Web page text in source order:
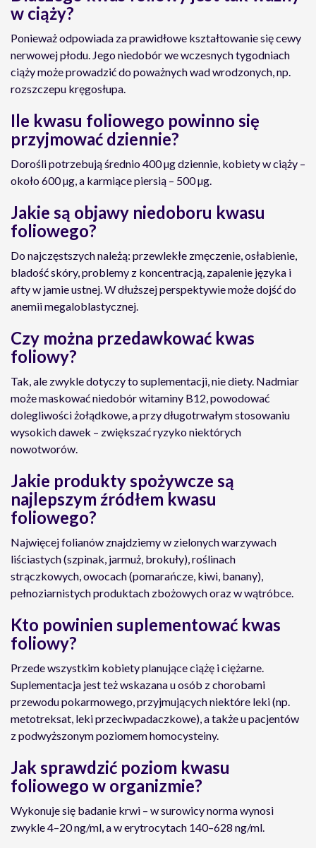
w ciąży?
Ponieważ odpowiada za prawidłowe kształtowanie się cewy
nerwowej płodu. Jego niedobór we wczesnych tygodniach
ciąży może prowadzić do poważnych wad wrodzonych, np.
rozszczepu kręgosłupa.
Ile kwasu foliowego powinno się
przyjmować dziennie?
Dorośli potrzebują średnio 400 µg dziennie, kobiety w ciąży –
około 600 µg, a karmiące piersią – 500 µg.
Jakie są objawy niedoboru kwasu
foliowego?
Do najczęstszych należą: przewlekłe zmęczenie, osłabienie,
bladość skóry, problemy z koncentracją, zapalenie języka i
afty w jamie ustnej. W dłuższej perspektywie może dojść do
anemii megaloblastycznej.
Czy można przedawkować kwas
foliowy?
Tak, ale zwykle dotyczy to suplementacji, nie diety. Nadmiar
może maskować niedobór witaminy B12, powodować
dolegliwości żołądkowe, a przy długotrwałym stosowaniu
wysokich dawek – zwiększać ryzyko niektórych
nowotworów.
Jakie produkty spożywcze są
najlepszym źródłem kwasu
foliowego?
Najwięcej folianów znajdziemy w zielonych warzywach
liściastych (szpinak, jarmuż, brokuły), roślinach
strączkowych, owocach (pomarańcze, kiwi, banany),
pełnoziarnistych produktach zbożowych oraz w wątróbce.
Kto powinien suplementować kwas
foliowy?
Przede wszystkim kobiety planujące ciążę i ciężarne.
Suplementacja jest też wskazana u osób z chorobami
przewodu pokarmowego, przyjmujących niektóre leki (np.
metotreksat, leki przeciwpadaczkowe), a także u pacjentów
z podwyższonym poziomem homocysteiny.
Jak sprawdzić poziom kwasu
foliowego w organizmie?
Wykonuje się badanie krwi – w surowicy norma wynosi
zwykle 4–20 ng/ml, a w erytrocytach 140–628 ng/ml.